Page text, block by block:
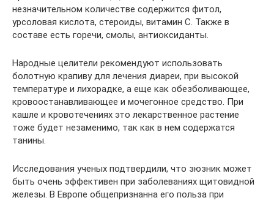
незначительном количестве содержится фитол,
урсоловая кислота, стероиды, витамин С. Также в
составе есть горечи, смолы, антиоксиданты.
Народные целители рекомендуют использовать
болотную крапиву для лечения диареи, при высокой
температуре и лихорадке, а еще как обезболивающее,
кровоостанавливающее и мочегонное средство. При
кашле и кровотечениях это лекарственное растение
тоже будет незаменимо, так как в нем содержатся
танины.
Исследования ученых подтвердили, что зюзник может
быть очень эффективен при заболеваниях щитовидной
железы. В Европе общепризнанна его польза при